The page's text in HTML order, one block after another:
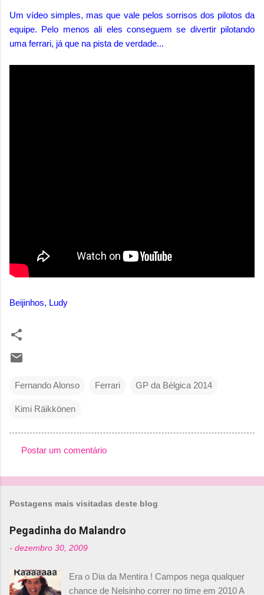
Um vídeo simples, mas que vale pelos sorrisos dos pilotos da
equipe. Pelo menos ali eles conseguem se divertir pilotando
uma ferrari, já que na pista de verdade...
Beijinhos, Ludy
Fernando Alonso Ferrari GP da Bélgica 2014
Kimi Räikkönen
o
n
t
r
Postar um comentário
Postagens mais visitadas deste blog
Pegadinha do Malandro
- dezembro 30, 2009
Era o Dia da Mentira ! Campos nega qualquer
chance de Nelsinho correr no time em 2010 A